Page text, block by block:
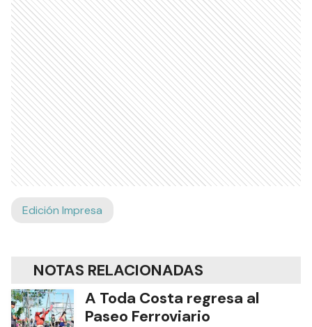
Edición Impresa
NOTAS RELACIONADAS
A Toda Costa regresa al
Paseo Ferroviario